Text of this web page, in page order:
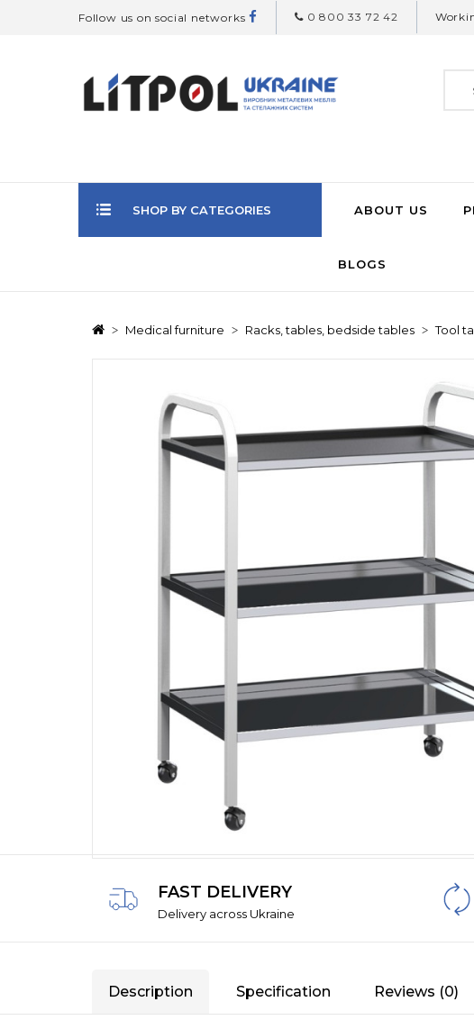
Follow us on social networks 0 800 33 72 42
SHOP BY CATEGORIES ABOUT US
BLOGS
Medical furniture Racks, tables, bedside tables Tool
FAST DELIVERY
Delivery across Ukraine
Description Specification Reviews (0)